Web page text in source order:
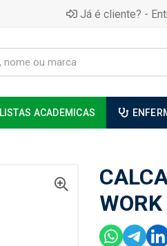
Já é cliente? -
LISTAS ACADEMICAS
WORK